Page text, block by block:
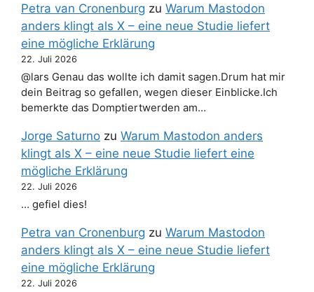
Petra van Cronenburg zu Warum Mastodon
anders klingt als X – eine neue Studie liefert
eine mögliche Erklärung
22. Juli 2026
@lars Genau das wollte ich damit sagen.Drum hat mir
dein Beitrag so gefallen, wegen dieser Einblicke.Ich
bemerkte das Domptiertwerden am…
Jorge Saturno zu Warum Mastodon anders
klingt als X – eine neue Studie liefert eine
mögliche Erklärung
22. Juli 2026
… gefiel dies!
Petra van Cronenburg zu Warum Mastodon
anders klingt als X – eine neue Studie liefert
eine mögliche Erklärung
22. Juli 2026